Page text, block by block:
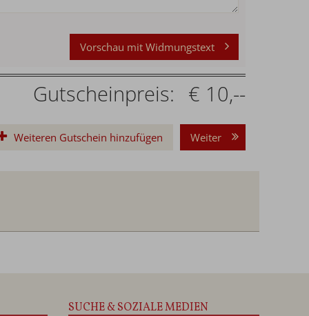
Vorschau mit Widmungstext
Gutscheinpreis: € 10,--
Weiteren Gutschein hinzufügen Weiter
SUCHE & SOZIALE MEDIEN